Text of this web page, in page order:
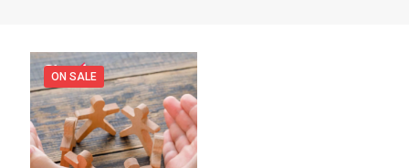
ON SALE